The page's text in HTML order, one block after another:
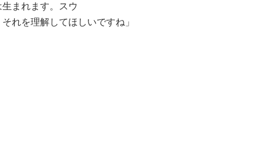
まれます。スウ
れを理解してほしいですね」